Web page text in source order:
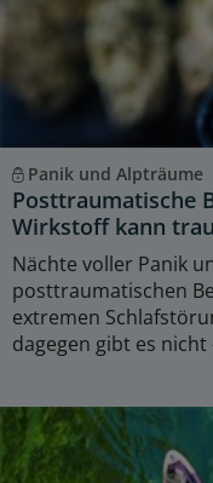
Panik und Alpträume
Posttraumatische
Wirkstoff kann
Nächte voller Panik
posttraumatischen
extremen
dagegen gibt es